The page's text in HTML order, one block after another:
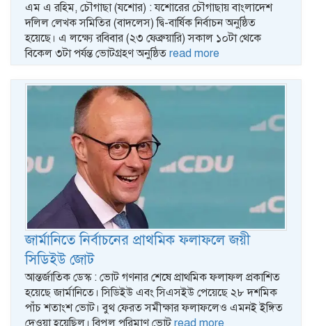
এম এ রহিম, চৌগাছা (যশোর) : যশোরের চৌগাছায় বাংলাদেশ
দলিল লেখক সমিতির (বাদলেস) দ্বি-বার্ষিক নির্বাচন অনুষ্ঠিত
হয়েছে। এ লক্ষ্যে রবিবার (২৩ ফেব্রুয়ারি) সকাল ১০টা থেকে
বিকেল ৩টা পর্যন্ত ভোটগ্রহণ অনুষ্ঠিত read more
জার্মানিতে নির্বাচনের প্রাথমিক ফলাফলে জয়ী
সিডিইউ জোট
আন্তর্জাতিক ডেস্ক : ভোট গণনার শেষে প্রাথমিক ফলাফল প্রকাশিত
হয়েছে জার্মানিতে। সিডিইউ এবং সিএসইউ পেয়েছে ২৮ দশমিক
পাঁচ শতাংশ ভোট। বুথ ফেরত সমীক্ষার ফলাফলেও এমনই ইঙ্গিত
দেওয়া হয়েছিল। বিপুল পরিমাণ ভোটread more